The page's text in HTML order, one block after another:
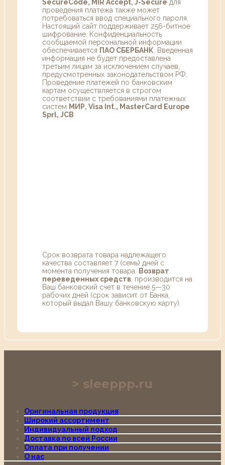
SecureCode, MIR Accept, J-Secure для
проведения платежа также может
потребоваться ввод специального пароля.
Настоящий сайт поддерживает 256-битное
шифрование. Конфиденциальность
сообщаемой персональной информации
обеспечивается ПАО СБЕРБАНК . Введенная
информация не будет предоставлена
третьим лицам за исключением случаев,
предусмотренных законодательством РФ.
Проведение платежей по банковским
картам осуществляется в строгом
соответствии с требованиями платежных
систем МИР, Visa Int., MasterCard Europe
Sprl, JCB
Срок возврата товара надлежащего
качества составляет 7 (семь) дней с
момента получения товара.
Возврат
переведенных средств , производится на
Ваш банковский счет в течение 5—30
рабочих дней (срок зависит от Банка,
который выдал Вашу банковскую карту).
sleeppp.ru
Оригинальная продукция
Широкий ассортимент
Индивидуальный подход
Доставка по всей России
Оплата при получении
О нас